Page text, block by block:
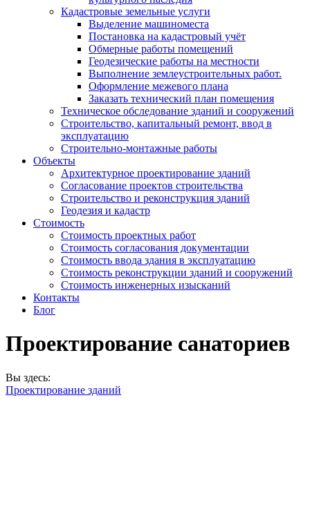
Кадастровые земельные услуги
Выделение машиноместа
Постановка на кадастровый учёт
Обмерные работы помещений
Геодезические работы на местности
Выполнение землеустроительных работ.
Оформление межевого плана
Заказать технический план помещения
Техническое обследование зданий и сооружений
Строительство, капитальный ремонт, ввод в
эксплуатацию
Строительно-монтажные работы
Объекты
Архитектурное проектирование зданий
Согласование проектов строительства
Строительство и реконструкция зданий
Геодезия и кадастр
Стоимость
Стоимость проектных работ
Стоимость согласования документации
Стоимость ввода здания в эксплуатацию
Стоимость реконструкции зданий и сооружений
Стоимость инженерных изысканий
Контакты
Блог
Проектирование санаториев
Вы здесь:
Проектирование зданий